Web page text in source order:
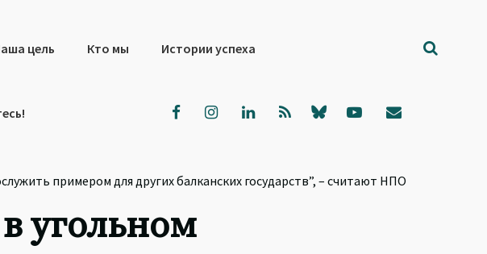
цель Кто мы Истории успеха
примером для других балканских государств”, – считают НПО
угольном